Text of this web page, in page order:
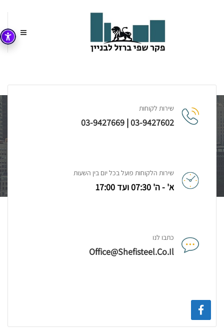
שירות לקוחות
03-9427602
|
03-9427669
שירות הלקוחות פועל בכל יום בין השעות
א' - ה' 07:30 ועד 17:00
כתבו לנו
Office@shefisteel.co.il
כל המוצרים